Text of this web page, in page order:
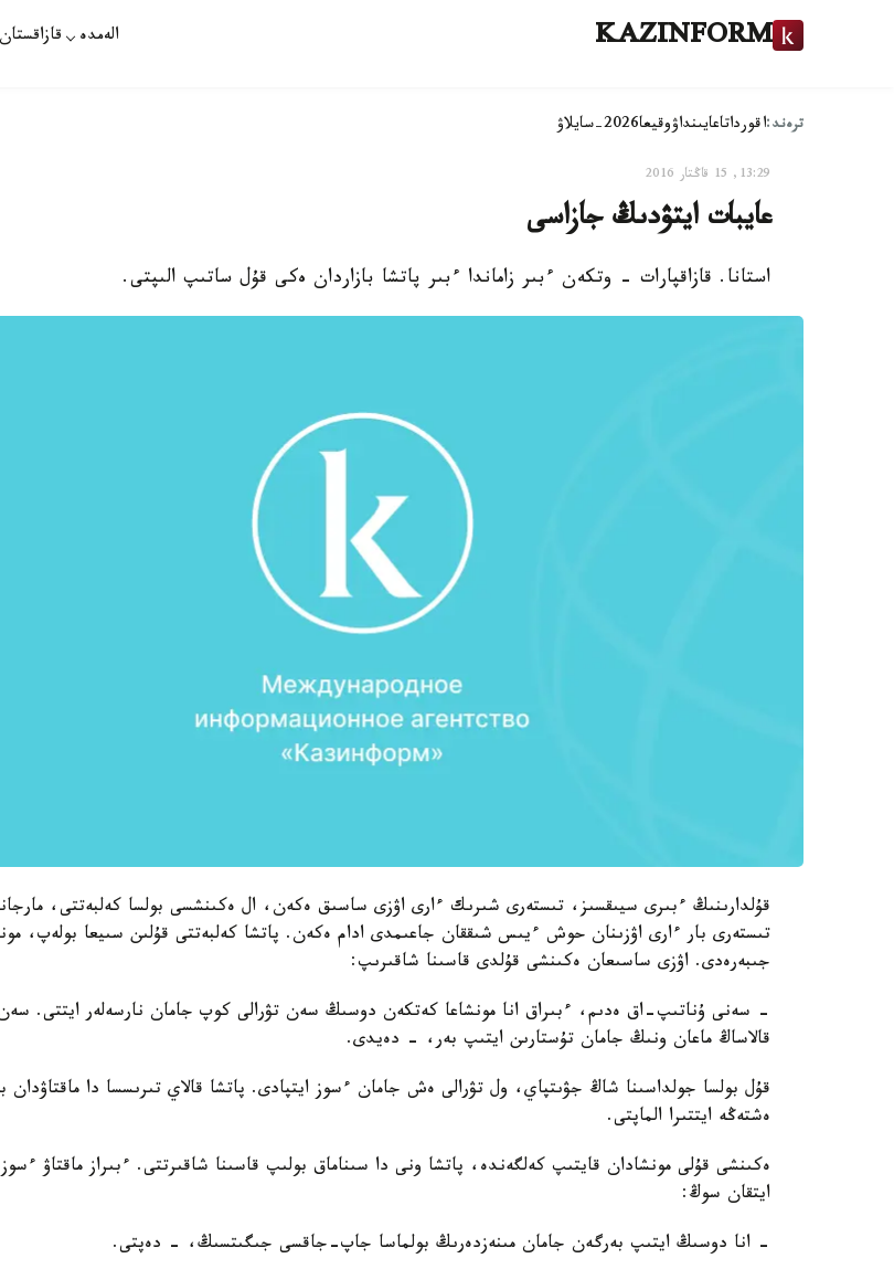
KAZINFORM الەمدە قازاقستان
ترەند:اقورداتاعايىنداۋوقيعا2026-سايلاۋ
13:29, 15 قاڭتار 2016
عايبات ايتۋدىڭ جازاسى
استانا. قازاقپارات - وتكەن ءبىر زاماندا ءبىر پاتشا بازاردان ەكى قۇل ساتىپ الىپتى.
قۇلدارىنىڭ ءبىرى سيىقسىز، تىستەرى شىرىك ءارى اۋزى ساسىق ەكەن، ال ەكىنشسى بولسا كەلبەتتى،
تىستەرى بار ءارى اۋزىنان حوش ءيىس شىققان جاعىمدى ادام ەكەن. پاتشا كەلبەتتى قۇلىن سىيعا بولەپ،
جىبەرەدى. اۋزى ساسىعان ەكىنشى قۇلدى قاسىنا شاقىرىپ:
- سەنى ۇناتىپ-اق ەدىم، ءبىراق انا مونشاعا كەتكەن دوسىڭ سەن تۋرالى كوپ جامان نارسەلەر ايتتى.
قالاساڭ ماعان ونىڭ جامان تۇستارىن ايتىپ بەر، - دەيدى.
قۇل بولسا جولداسىنا شاڭ جۋىتپاي، ول تۋرالى ەش جامان ءسوز ايتپادى. پاتشا قالاي تىرىسسا دا ماقتاۋدان
ەشتەڭە ايتتىرا الماپتى.
ەكىنشى قۇلى مونشادان قايتىپ كەلگەندە، پاتشا ونى دا سىناماق بولىپ قاسىنا شاقىرتتى. ءبىراز ماقتاۋ ءسوز
ايتقان سوڭ:
- انا دوسىڭ ايتىپ بەرگەن جامان مىنەزدەرىڭ بولماسا جاپ-جاقسى جىگىتسىڭ، - دەپتى.